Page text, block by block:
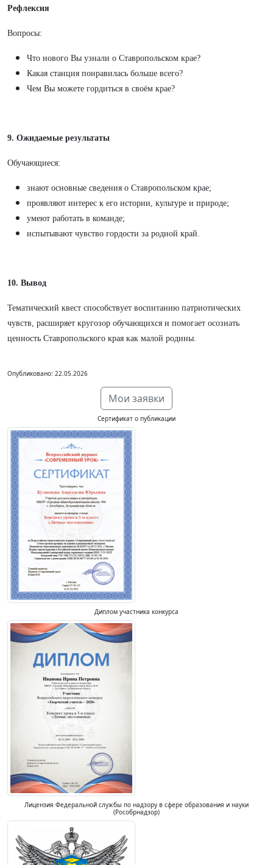
Рефлексия
Вопросы:
Что нового Вы узнали о Ставропольском крае?
Какая станция понравилась больше всего?
Чем Вы можете гордиться в своём крае?
9. Ожидаемые результаты
Обучающиеся:
знают основные сведения о Ставропольском крае;
проявляют интерес к его истории, культуре и природе;
умеют работать в команде;
испытывают чувство гордости за родной край.
10. Вывод
Тематический квест способствует воспитанию патриотических
чувств, расширяет кругозор обучающихся и помогает осознать
ценность Ставропольского края как малой родины.
Опубликовано: 22.05.2026
Мои заявки
Сертификат о публикации
Диплом участника конкурса
Лицензия Федеральной службы по надзору в сфере образования и науки
(Рособрнадзор)